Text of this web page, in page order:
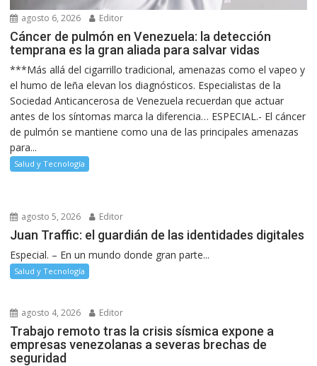
agosto 6, 2026 Editor
Cáncer de pulmón en Venezuela: la detección
temprana es la gran aliada para salvar vidas
***Más allá del cigarrillo tradicional, amenazas como el vapeo y
el humo de leña elevan los diagnósticos. Especialistas de la
Sociedad Anticancerosa de Venezuela recuerdan que actuar
antes de los síntomas marca la diferencia… ESPECIAL.- El cáncer
de pulmón se mantiene como una de las principales amenazas
para...
Salud y Tecnología
agosto 5, 2026 Editor
Juan Traffic: el guardián de las identidades digitales
Especial. – En un mundo donde gran parte...
Salud y Tecnología
agosto 4, 2026 Editor
Trabajo remoto tras la crisis sísmica expone a
empresas venezolanas a severas brechas de
seguridad